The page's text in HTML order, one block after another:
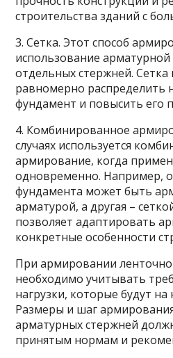
строительства зданий с
3. Сетка. Этот способ
использование арматурной
отдельных стержней. Сетка
равномерно распределить
фундамент и повысить его
4. Комбинированное
случаях используется
армирование, когда
одновременно. Например,
фундамента может быть
арматурой, а другая –
позволяет адаптировать
конкретные особенности
При армировании
необходимо учитывать
нагрузки, которые будут на
Размеры и шаг
арматурных стержней
принятым нормам и